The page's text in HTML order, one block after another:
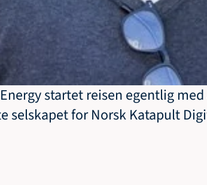
startet reisen egentlig
selskapet for Norsk Katapult